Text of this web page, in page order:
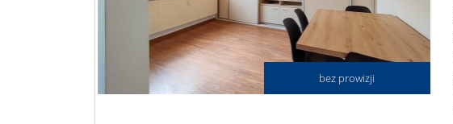
bez prowizji